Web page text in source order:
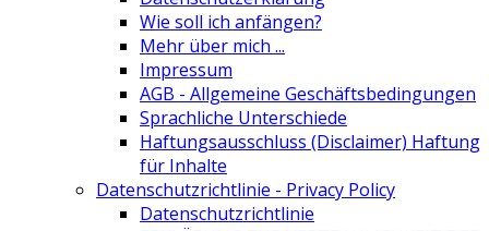
Wie soll ich anfängen?
Mehr über mich ...
Impressum
AGB - Allgemeine Geschäftsbedingungen
Sprachliche Unterschiede
Haftungsausschluss (Disclaimer) Haftung
für Inhalte
Datenschutzrichtlinie - Privacy Policy
Datenschutzrichtlinie